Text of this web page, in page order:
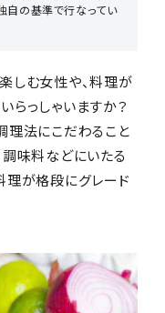
自の基準で行なってい
しむ女性や、料理が
らっしゃいますか？
理法にこだわること
調味料などにいたる
理が格段にグレード